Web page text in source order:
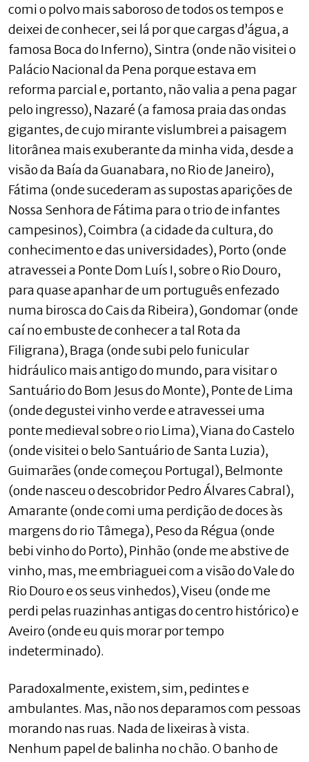
comi o polvo mais saboroso de todos os tempos e
deixei de conhecer, sei lá por que cargas d’água, a
famosa Boca do Inferno), Sintra (onde não visitei o
Palácio Nacional da Pena porque estava em
reforma parcial e, portanto, não valia a pena pagar
pelo ingresso), Nazaré (a famosa praia das ondas
gigantes, de cujo mirante vislumbrei a paisagem
litorânea mais exuberante da minha vida, desde a
visão da Baía da Guanabara, no Rio de Janeiro),
Fátima (onde sucederam as supostas aparições de
Nossa Senhora de Fátima para o trio de infantes
campesinos), Coimbra (a cidade da cultura, do
conhecimento e das universidades), Porto (onde
atravessei a Ponte Dom Luís I, sobre o Rio Douro,
para quase apanhar de um português enfezado
numa birosca do Cais da Ribeira), Gondomar (onde
caí no embuste de conhecer a tal Rota da
Filigrana), Braga (onde subi pelo funicular
hidráulico mais antigo do mundo, para visitar o
Santuário do Bom Jesus do Monte), Ponte de Lima
(onde degustei vinho verde e atravessei uma
ponte medieval sobre o rio Lima), Viana do Castelo
(onde visitei o belo Santuário de Santa Luzia),
Guimarães (onde começou Portugal), Belmonte
(onde nasceu o descobridor Pedro Álvares Cabral),
Amarante (onde comi uma perdição de doces às
margens do rio Tâmega), Peso da Régua (onde
bebi vinho do Porto), Pinhão (onde me abstive de
vinho, mas, me embriaguei com a visão do Vale do
Rio Douro e os seus vinhedos), Viseu (onde me
perdi pelas ruazinhas antigas do centro histórico) e
Aveiro (onde eu quis morar por tempo
indeterminado).
Paradoxalmente, existem, sim, pedintes e
ambulantes. Mas, não nos deparamos com pessoas
morando nas ruas. Nada de lixeiras à vista.
Nenhum papel de balinha no chão. O banho de